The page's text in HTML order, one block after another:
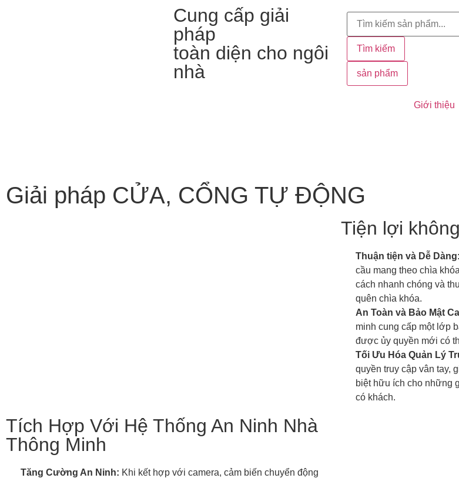
Cung cấp giải
pháp
toàn diện cho ngôi
nhà
Tìm kiếm
sản phẩm
Giới thiệu
Giải pháp CỬA, CỔNG TỰ ĐỘNG
Tiện lợi
Thuận tiện và Dễ Dàng:
cầu mang theo chìa
cách nhanh chóng và
quên chìa khóa.
An Toàn và Bảo Mật
minh cung cấp một lớp
được ủy quyền mới có
Tối Ưu Hóa Quản Lý
quyền truy cập vân tay,
biệt hữu ích cho những
có khách.
Tích Hợp Với Hệ Thống An Ninh Nhà
Thông Minh
Tăng Cường An Ninh: Khi kết hợp với camera, cảm biến chuyển động